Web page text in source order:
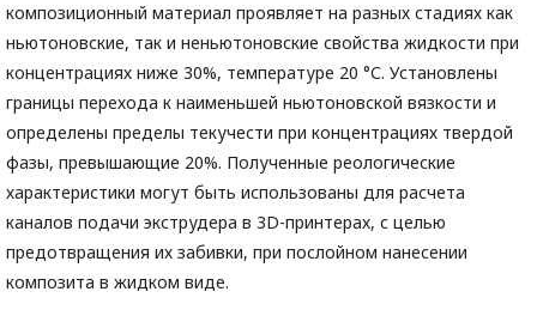
композиционный материал проявляет на разных стадиях как
ньютоновские, так и неньютоновские свойства жидкости при
концентрациях ниже 30%, температуре 20 °С. Установлены
границы перехода к наименьшей ньютоновской вязкости и
определены пределы текучести при концентрациях твердой
фазы, превышающие 20%. Полученные реологические
характеристики могут быть использованы для расчета
каналов подачи экструдера в 3D-принтерах, с целью
предотвращения их забивки, при послойном нанесении
композита в жидком виде.